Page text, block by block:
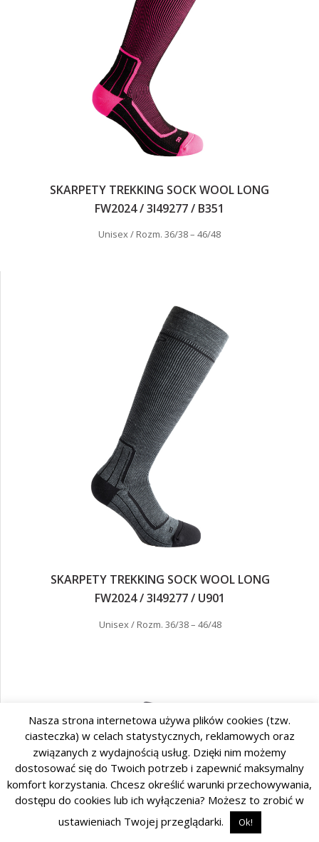
SKARPETY TREKKING SOCK WOOL LONG
FW2024 / 3I49277 / B351
Unisex / Rozm. 36/38 – 46/48
SKARPETY TREKKING SOCK WOOL LONG
FW2024 / 3I49277 / U901
Unisex / Rozm. 36/38 – 46/48
Nasza strona internetowa używa plików cookies (tzw.
ciasteczka) w celach statystycznych, reklamowych oraz
związanych z wydajnością usług. Dzięki nim możemy
dostosować się do Twoich potrzeb i zapewnić maksymalny
komfort korzystania. Chcesz określić warunki przechowywania,
dostępu do cookies lub ich wyłączenia? Możesz to zrobić w
ustawieniach Twojej przeglądarki.
Ok!